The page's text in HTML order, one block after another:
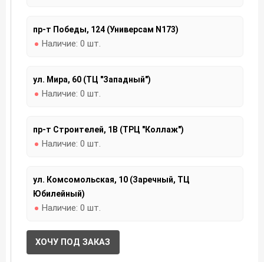
пр-т Победы, 124 (Универсам N173)
Наличие: 0 шт.
ул. Мира, 60 (ТЦ "Западный")
Наличие: 0 шт.
пр-т Строителей, 1В (ТРЦ "Коллаж")
Наличие: 0 шт.
ул. Комсомольская, 10 (Заречный, ТЦ
Юбилейный)
Наличие: 0 шт.
ХОЧУ ПОД ЗАКАЗ